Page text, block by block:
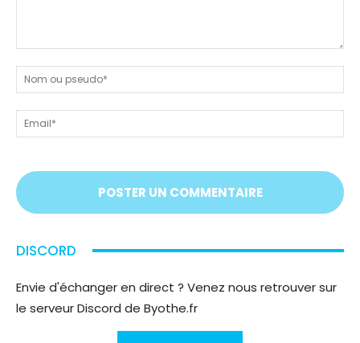
nous
tout
!
On
vous
;)
ou
DISCORD
Envie d'échanger en direct ? Venez nous retrouver sur
le serveur Discord de Byothe.fr